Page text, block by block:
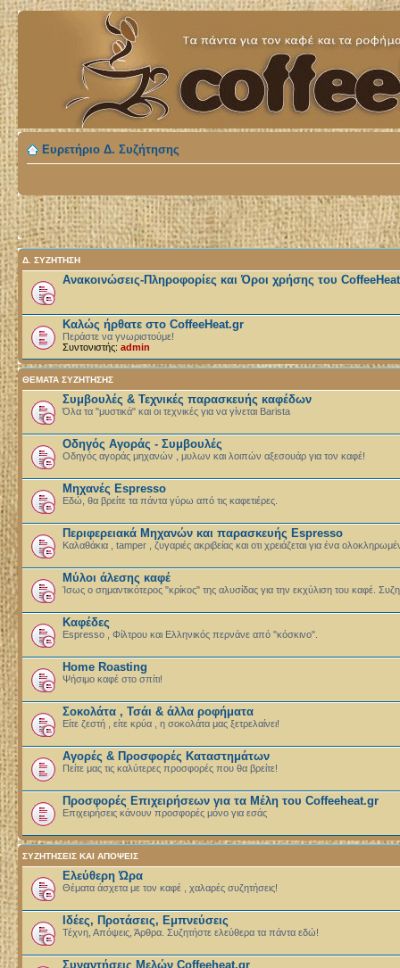
Ευρετήριο Δ. Συζήτησης
Δ. ΣΥΖΉΤΗΣΗ
Ανακοινώσεις-Πληροφορίες και Όροι χρήσης του
Καλώς ήρθατε στο CoffeeHeat.gr
Περάστε να γνωριστούμε!
Συντονιστής: admin
ΘΕΜΑΤΑ ΣΥΖΗΤΗΣΗΣ
Συμβουλές & Τεχνικές παρασκευής καφέδων
Όλα τα "μυστικά" και οι τεχνικές για να γίνεται Barista
Οδηγός Αγοράς - Συμβουλές
Οδηγός αγοράς μηχανών , μυλων και λοιπών αξεσουάρ για τον καφέ!
Μηχανές Espresso
Εδώ, θα βρείτε τα πάντα γύρω από τις καφετιέρες.
Περιφερειακά Μηχανών και παρασκευής Espresso
Καλαθάκια , tamper , ζυγαριές ακριβείας και οτι χρειάζεται για ένα
Μύλοι άλεσης καφέ
Ίσως ο σημαντικότερος "κρίκος" της αλυσίδας για την εκχύλιση του καφέ.
Καφέδες
Espresso , Φίλτρου και Ελληνικός περνάνε από "κόσκινο".
Home Roasting
Ψήσιμο καφέ στο σπίτι!
Σοκολάτα , Τσάι & άλλα ροφήματα
Είτε ζεστή , είτε κρύα , η σοκολάτα μας ξετρελαίνει!
Αγορές & Προσφορές Καταστημάτων
Πείτε μας τις καλύτερες προσφορές που θα βρείτε!
Προσφορές Επιχειρήσεων για τα Μέλη του Coffeeheat.gr
Επιχειρήσεις κάνουν προσφορές μόνο για εσάς
ΣΥΖΗΤΗΣΕΙΣ ΚΑΙ ΑΠΟΨΕΙΣ
Ελεύθερη Ώρα
Θέματα άσχετα με τον καφέ , χαλαρές συζητήσεις!
Ιδέες, Προτάσεις, Εμπνεύσεις
Τέχνη, Απόψεις, Άρθρα. Συζητήστε ελεύθερα τα πάντα εδώ!
Συναντήσεις Μελών Coffeeheat.gr